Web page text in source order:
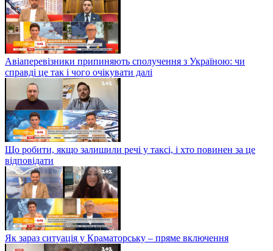
Авіаперевізники припиняють сполучення з Україною: чи
справді це так і чого очікувати далі
Що робити, якщо залишили речі у таксі, і хто повинен за це
відповідати
Як зараз ситуація у Краматорську – пряме включення